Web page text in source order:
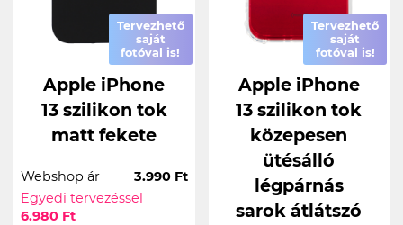
Tervezhető
saját
fotóval is!
Apple iPhone
13 szilikon tok
matt fekete
Webshop ár
3.990 Ft
Egyedi tervezéssel
6.980 Ft
Tervezhető
saját
fotóval is!
Apple iPhone
13 szilikon tok
közepesen
ütésálló
légpárnás
sarok átlátszó